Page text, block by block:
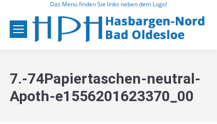
Das Menü finden Sie links neben dem Logo!
7.-74Papiertaschen-neutral-
Apoth-e1556201623370_00